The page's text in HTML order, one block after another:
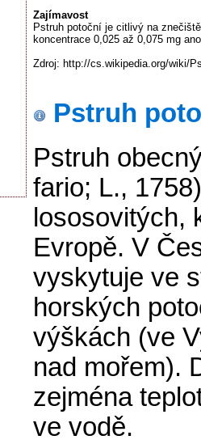
Zajímavost
Pstruh potoční je citlivý na
koncentrace 0,025 až 0,075 mg
Zdroj: http://cs.wikipedia.org/wiki/
Pstruh
Pstruh
fario; L.,
lososovitých,
Evropě. V
vyskytuje ve
horských
výškách (ve
nad mořem).
zejména
ve vodě.